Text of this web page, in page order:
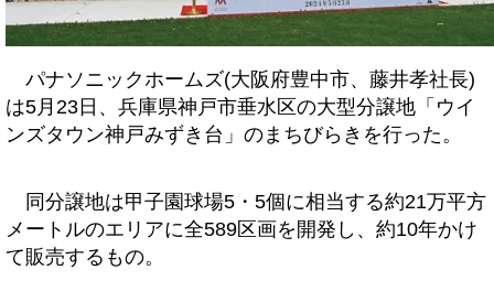
パナソニックホームズ(大阪府豊中市、藤井孝社長)
は5月23日、兵庫県神戸市垂水区の大型分譲地「ウイ
ンズタウン神戸みずき台」のまちびらきを行った。
同分譲地は甲子園球場5・5個に相当する約21万平方
メートルのエリアに全589区画を開発し、約10年かけ
て販売するもの。